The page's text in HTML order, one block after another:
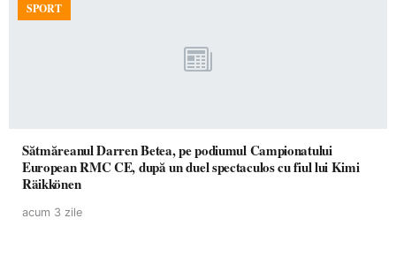
SPORT
Sătmăreanul Darren Betea, pe podiumul Campionatului
European RMC CE, după un duel spectaculos cu fiul lui Kimi
Räikkönen
acum 3 zile